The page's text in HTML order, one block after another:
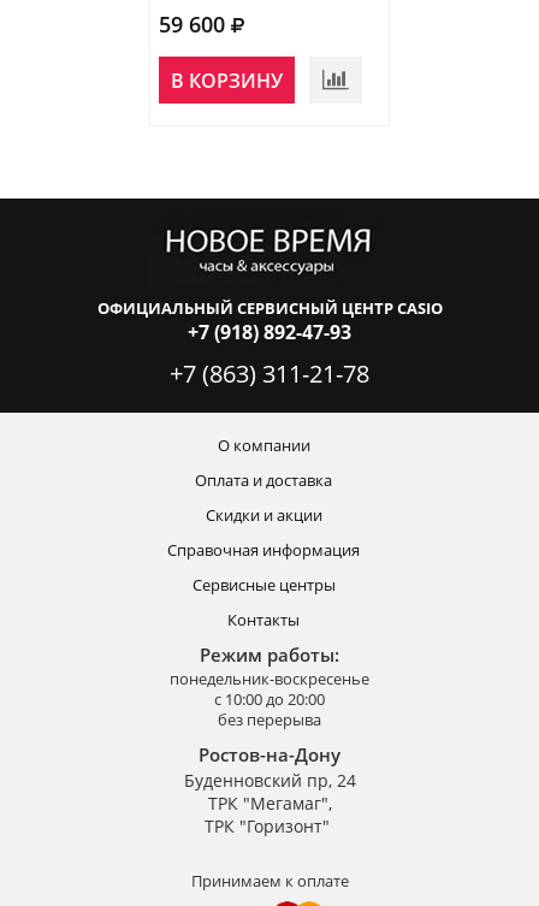
59 600
В КОРЗИНУ
ОФИЦИАЛЬНЫЙ СЕРВИСНЫЙ ЦЕНТР CASIO
+7 (918) 892-47-93
+7 (863) 311-21-78
О компании
Оплата и доставка
Скидки и акции
Справочная информация
Сервисные центры
Контакты
Режим работы:
понедельник-воскресенье
с 10:00 до 20:00
без перерыва
Ростов-на-Дону
Буденновский пр, 24
ТРК "Мегамаг",
ТРК "Горизонт"
Принимаем к оплате